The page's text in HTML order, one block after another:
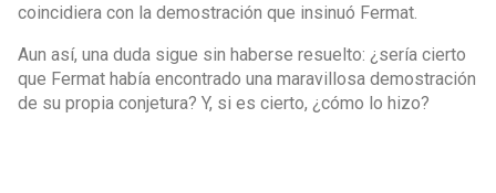
coincidiera con la demostración que insinuó Fermat.
Aun así, una duda sigue sin haberse resuelto: ¿sería cierto
que Fermat había encontrado una maravillosa demostración
de su propia conjetura? Y, si es cierto, ¿cómo lo hizo?